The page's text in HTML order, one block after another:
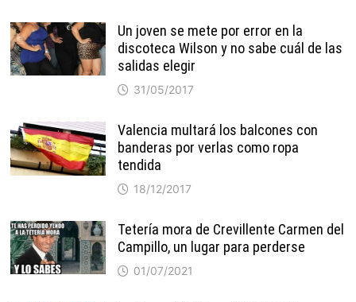
Un joven se mete por error en la
discoteca Wilson y no sabe cuál de las
salidas elegir
31/05/2017
Valencia multará los balcones con
banderas por verlas como ropa
tendida
18/12/2017
Tetería mora de Crevillente Carmen del
Campillo, un lugar para perderse
01/07/2021